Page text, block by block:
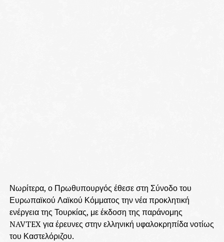
Νωρίτερα, ο Πρωθυπουργός έθεσε στη Σύνοδο του
Ευρωπαϊκού Λαϊκού Κόμματος την νέα προκλητική
ενέργεια της Τουρκίας, με έκδοση της παράνομης
NAVTEX για έρευνες στην ελληνική υφαλοκρηπίδα νοτίως
του Καστελόριζου.